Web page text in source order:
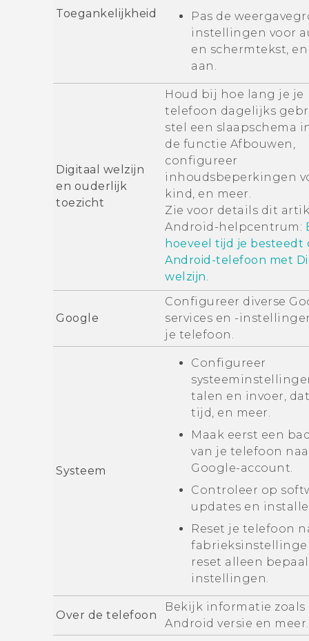
Toegankelijkheid
Pas de
instellingen voor
en schermtekst,
aan.
Digitaal welzijn
en ouderlijk
toezicht
Houd bij hoe lang je je
telefoon dagelijks
stel een slaapschema
de functie Afbouwen
configureer
inhoudsbeperkingen
kind, en meer.
Zie voor details dit
Android -helpcentrum:
hoeveel tijd je besteedt
Android-telefoon met
welzijn
Google
Configureer diverse
services en -
je telefoon.
Systeem
Configureer
talen en invoer,
tijd, en meer.
Maak eerst een
van je telefoon
Google-account.
Controleer op
updates en
Reset je telefoon
reset alleen
instellingen.
Over de telefoon
Bekijk informatie zoals
Android versie en meer.